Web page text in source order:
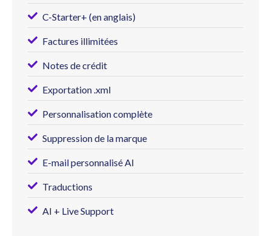
C-Starter+ (en anglais)
Factures illimitées
Notes de crédit
Exportation .xml
Personnalisation complète
Suppression de la marque
E-mail personnalisé AI
Traductions
AI + Live Support